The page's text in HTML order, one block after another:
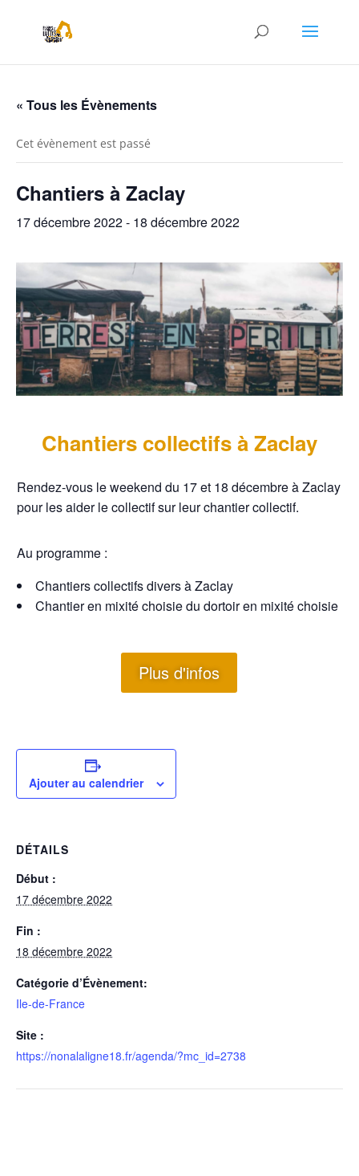
« Tous les Évènements
Cet évènement est passé
Chantiers à Zaclay
17 décembre 2022- 18 décembre 2022
Chantiers collectifs à Zaclay
Rendez-vous le weekend du 17 et 18 décembre à Zaclay
pour les aider le collectif sur leur chantier collectif.
Au programme :
Chantiers collectifs divers à Zaclay
Chantier en mixité choisie du dortoir en mixité choisie
Plus d'infos
Ajouter au calendrier
DÉTAILS
Début :
17 décembre 2022
Fin :
18 décembre 2022
Catégorie d’Évènement:
Ile-de-France
Site :
https://nonalaligne18.fr/agenda/?mc_id=2738